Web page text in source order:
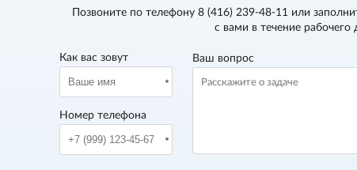
Позвоните по телефону 8 (416) 239-48-11или
с вами в течение рабочего
Как вас зовут
Номер телефона
Ваш вопрос